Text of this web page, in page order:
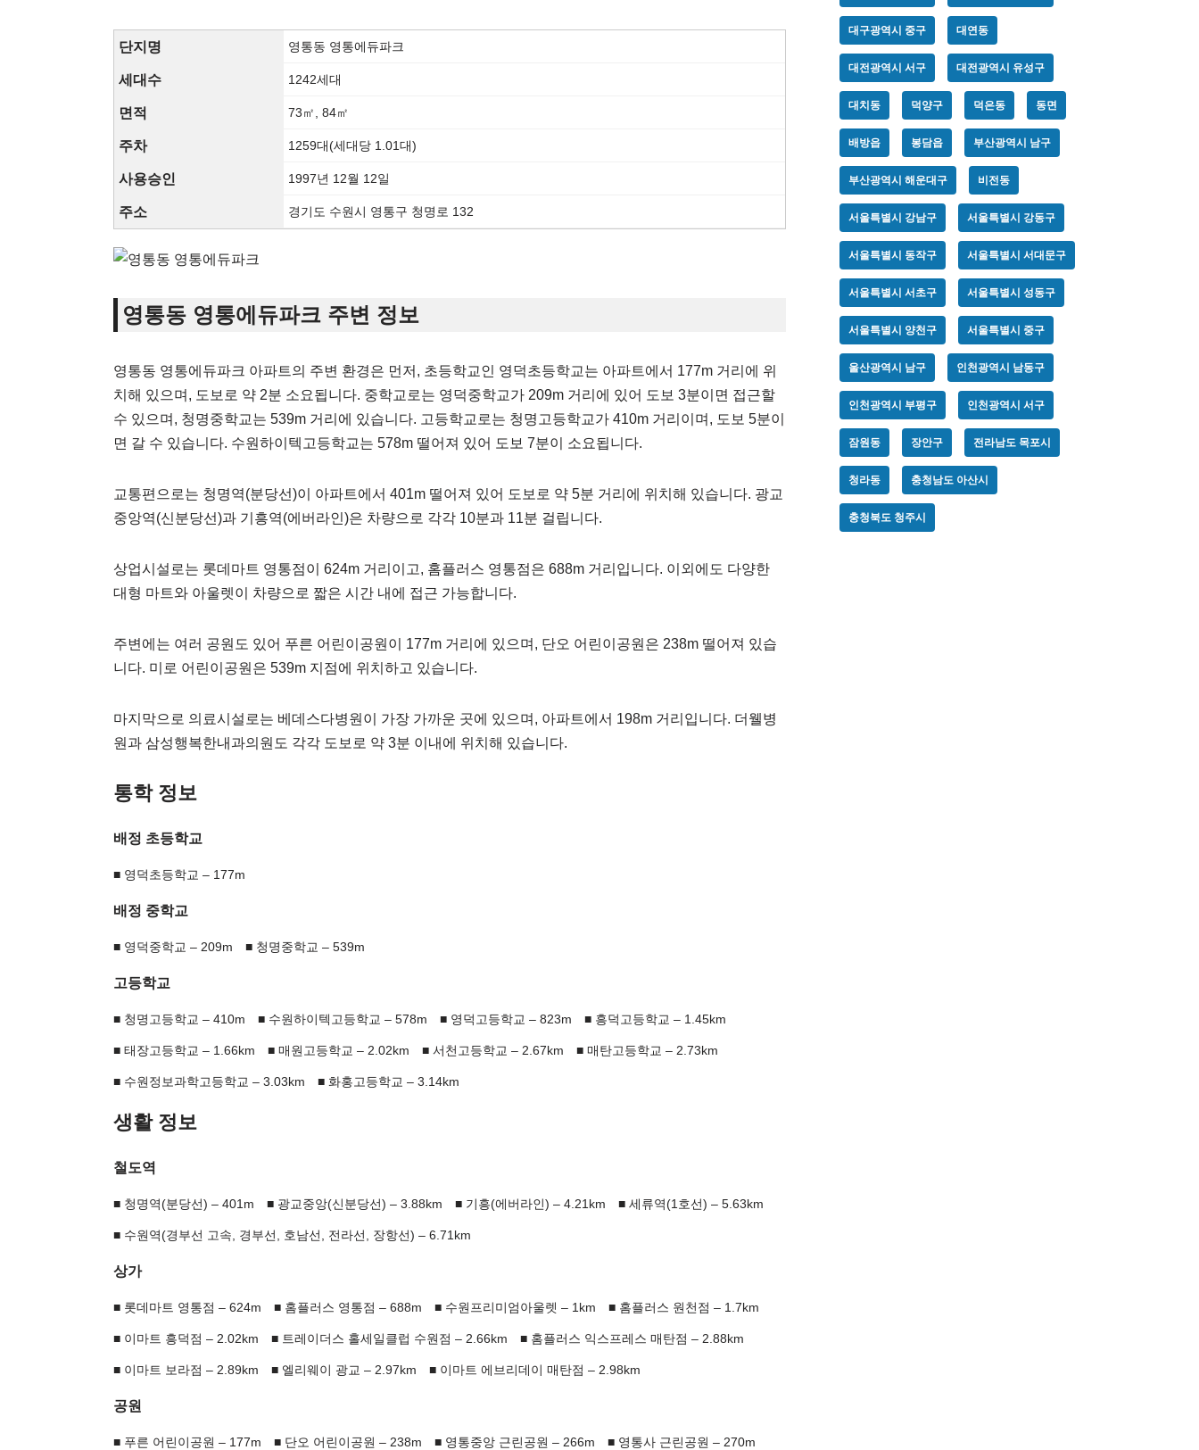
단지명 영통동 영통에듀파크
세대수 1242세대
면적 73㎡, 84㎡
주차 1259대(세대당 1.01대)
사용승인 1997년 12월 12일
주소 경기도 수원시 영통구 청명로 132
영통동 영통에듀파크 주변 정보
영통동 영통에듀파크 아파트의 주변 환경은 먼저, 초등학교인 영덕초등학교는 아파트에서 177m 거리에 위
치해 있으며, 도보로 약 2분 소요됩니다. 중학교로는 영덕중학교가 209m 거리에 있어 도보 3분이면 접근할
수 있으며, 청명중학교는 539m 거리에 있습니다. 고등학교로는 청명고등학교가 410m 거리이며, 도보 5분이
면 갈 수 있습니다. 수원하이텍고등학교는 578m 떨어져 있어 도보 7분이 소요됩니다.
교통편으로는 청명역(분당선)이 아파트에서 401m 떨어져 있어 도보로 약 5분 거리에 위치해 있습니다. 광교
중앙역(신분당선)과 기흥역(에버라인)은 차량으로 각각 10분과 11분 걸립니다.
상업시설로는 롯데마트 영통점이 624m 거리이고, 홈플러스 영통점은 688m 거리입니다. 이외에도 다양한
대형 마트와 아울렛이 차량으로 짧은 시간 내에 접근 가능합니다.
주변에는 여러 공원도 있어 푸른 어린이공원이 177m 거리에 있으며, 단오 어린이공원은 238m 떨어져 있습
니다. 미로 어린이공원은 539m 지점에 위치하고 있습니다.
마지막으로 의료시설로는 베데스다병원이 가장 가까운 곳에 있으며, 아파트에서 198m 거리입니다. 더웰병
원과 삼성행복한내과의원도 각각 도보로 약 3분 이내에 위치해 있습니다.
통학 정보
배정 초등학교
영덕초등학교 – 177m
배정 중학교
영덕중학교 – 209m 청명중학교 – 539m
고등학교
청명고등학교 – 410m 수원하이텍고등학교 – 578m 영덕고등학교 – 823m 흥덕고등학교 – 1.45km
태장고등학교 – 1.66km 매원고등학교 – 2.02km 서천고등학교 – 2.67km 매탄고등학교 – 2.73km
수원정보과학고등학교 – 3.03km 화홍고등학교 – 3.14km
생활 정보
철도역
청명역(분당선) – 401m 광교중앙(신분당선) – 3.88km 기흥(에버라인) – 4.21km 세류역(1호선) – 5.63km
수원역(경부선 고속, 경부선, 호남선, 전라선, 장항선) – 6.71km
상가
롯데마트 영통점 – 624m 홈플러스 영통점 – 688m 수원프리미엄아울렛 – 1km 홈플러스 원천점 – 1.7km
이마트 흥덕점 – 2.02km 트레이더스 홀세일클럽 수원점 – 2.66km 홈플러스 익스프레스 매탄점 – 2.88km
이마트 보라점 – 2.89km 엘리웨이 광교 – 2.97km 이마트 에브리데이 매탄점 – 2.98km
공원
푸른 어린이공원 – 177m 단오 어린이공원 – 238m 영통중앙 근린공원 – 266m 영통사 근린공원 – 270m
대구광역시 중구 대연동
대전광역시 서구 대전광역시 유성구
대치동 덕양구 덕은동 동면
배방읍 봉담읍 부산광역시 남구
부산광역시 해운대구 비전동
서울특별시 강남구 서울특별시 강동구
서울특별시 동작구 서울특별시 서대문구
서울특별시 서초구 서울특별시 성동구
서울특별시 양천구 서울특별시 중구
울산광역시 남구 인천광역시 남동구
인천광역시 부평구 인천광역시 서구
잠원동 장안구 전라남도 목포시
청라동 충청남도 아산시
충청북도 청주시